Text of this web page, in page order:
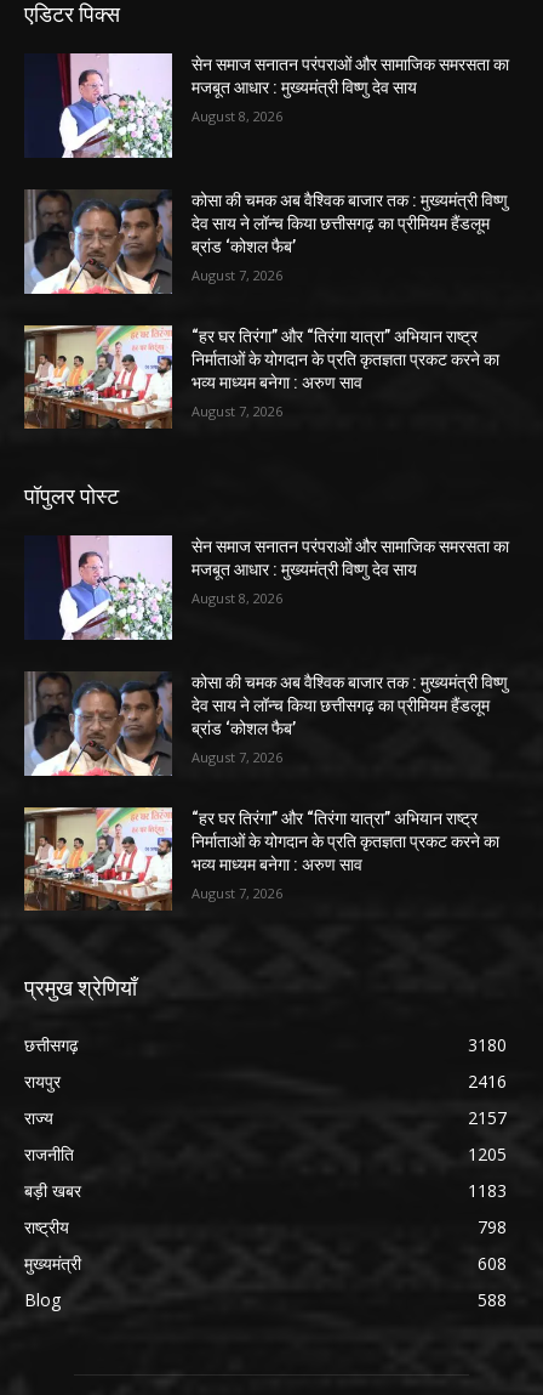
एडिटर पिक्स
सेन समाज सनातन परंपराओं और सामाजिक समरसता का
मजबूत आधार : मुख्यमंत्री विष्णु देव साय
August 8, 2026
कोसा की चमक अब वैश्विक बाजार तक : मुख्यमंत्री विष्णु
देव साय ने लॉन्च किया छत्तीसगढ़ का प्रीमियम हैंडलूम
ब्रांड ‘कोशल फैब’
August 7, 2026
“हर घर तिरंगा” और “तिरंगा यात्रा” अभियान राष्ट्र
निर्माताओं के योगदान के प्रति कृतज्ञता प्रकट करने का
भव्य माध्यम बनेगा : अरुण साव
August 7, 2026
पॉपुलर पोस्ट
सेन समाज सनातन परंपराओं और सामाजिक समरसता का
मजबूत आधार : मुख्यमंत्री विष्णु देव साय
August 8, 2026
कोसा की चमक अब वैश्विक बाजार तक : मुख्यमंत्री विष्णु
देव साय ने लॉन्च किया छत्तीसगढ़ का प्रीमियम हैंडलूम
ब्रांड ‘कोशल फैब’
August 7, 2026
“हर घर तिरंगा” और “तिरंगा यात्रा” अभियान राष्ट्र
निर्माताओं के योगदान के प्रति कृतज्ञता प्रकट करने का
भव्य माध्यम बनेगा : अरुण साव
August 7, 2026
प्रमुख श्रेणियाँ
छत्तीसगढ़
3180
रायपुर
2416
राज्य
2157
राजनीति
1205
बड़ी खबर
1183
राष्ट्रीय
798
मुख्यमंत्री
608
Blog
588